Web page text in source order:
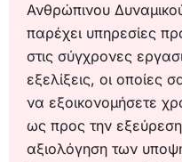
Ανθρώπινου
παρέχει υπηρεσίες
στις σύγχρονες
εξελίξεις, οι οποίες
να εξοικονομήσετε
ως προς την εξεύρεση
αξιολόγηση των